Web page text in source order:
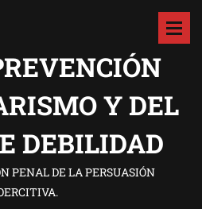
Y DEL
DEBILIDAD
PENAL DE LA PERSUASIÓN